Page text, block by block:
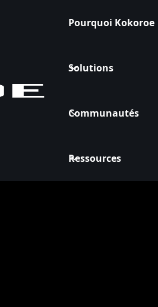
Pourquoi Kokoroe
Solutions
Communautés
Ressources